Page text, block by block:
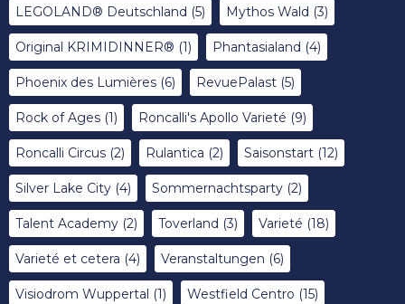
LEGOLAND® Deutschland (5) Mythos Wald (3)
Original KRIMIDINNER® (1) Phantasialand (4)
Phoenix des Lumières (6) RevuePalast (5)
Rock of Ages (1) Roncalli's Apollo Varieté (9)
Roncalli Circus (2) Rulantica (2) Saisonstart (12)
Silver Lake City (4) Sommernachtsparty (2)
Talent Academy (2) Toverland (3) Varieté (18)
Varieté et cetera (4) Veranstaltungen (6)
Visiodrom Wuppertal (1) Westfield Centro (15)